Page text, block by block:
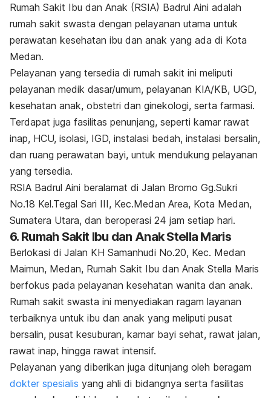
Rumah Sakit Ibu dan Anak (RSIA) Badrul Aini adalah
rumah sakit swasta dengan pelayanan utama untuk
perawatan kesehatan ibu dan anak yang ada di Kota
Medan.
Pelayanan yang tersedia di rumah sakit ini meliputi
pelayanan medik dasar/umum, pelayanan KIA/KB, UGD,
kesehatan anak, obstetri dan ginekologi, serta farmasi.
Terdapat juga fasilitas penunjang, seperti kamar rawat
inap, HCU, isolasi, IGD, instalasi bedah, instalasi bersalin,
dan ruang perawatan bayi, untuk mendukung pelayanan
yang tersedia.
RSIA Badrul Aini beralamat di Jalan Bromo Gg.Sukri
No.18 Kel.Tegal Sari III, Kec.Medan Area, Kota Medan,
Sumatera Utara, dan beroperasi 24 jam setiap hari.
6. Rumah Sakit Ibu dan Anak Stella Maris
Berlokasi di Jalan KH Samanhudi No.20, Kec. Medan
Maimun, Medan, Rumah Sakit Ibu dan Anak Stella Maris
berfokus pada pelayanan kesehatan wanita dan anak.
Rumah sakit swasta ini menyediakan ragam layanan
terbaiknya untuk ibu dan anak yang meliputi pusat
bersalin, pusat kesuburan, kamar bayi sehat, rawat jalan,
rawat inap, hingga rawat intensif.
Pelayanan yang diberikan juga ditunjang oleh beragam
dokter spesialis yang ahli di bidangnya serta fasilitas